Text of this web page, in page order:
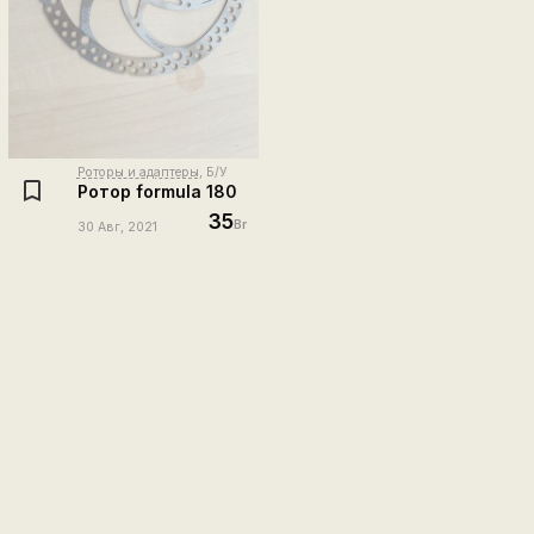
Роторы и адаптеры, Б/У
Ротор formula 180
30 Авг, 2021 35Br